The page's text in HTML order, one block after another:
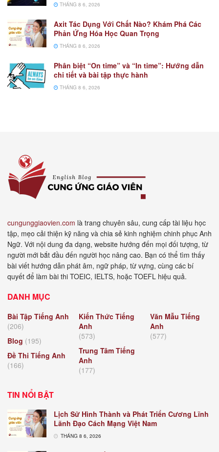
THÁNG 8 6, 2026
Axit Tác Dụng Với Chất Nào? Khám Phá Các
Phản Ứng Hóa Học Quan Trọng
THÁNG 8 6, 2026
Phân biệt “On time” và “In time”: Hướng dẫn
chi tiết và bài tập thực hành
THÁNG 8 6, 2026
cungunggiaovien.com là trang chuyên sâu, cung cấp tài liệu học
tập, mẹo cải thiện kỹ năng và chia sẻ kinh nghiệm chinh phục Anh
Ngữ. Với nội dung đa dạng, website hướng đến mọi đối tượng, từ
người mới bắt đầu đến người học nâng cao. Bạn có thể tìm thấy
bài viết hướng dẫn phát âm, ngữ pháp, từ vựng, cùng các bí
quyết để làm bài thi TOEIC, IELTS, hoặc TOEFL hiệu quả.
DANH MỤC
Bài Tập Tiếng Anh
(206)
Blog (195)
Đề Thi Tiếng Anh
(166)
Kiến Thức Tiếng
Anh
(573)
Trung Tâm Tiếng
Anh
(177)
Văn Mẫu Tiếng
Anh
(577)
TIN NỔI BẬT
Lịch Sử Hình Thành và Phát Triển Cương Lĩnh
Lãnh Đạo Cách Mạng Việt Nam
THÁNG 8 6, 2026